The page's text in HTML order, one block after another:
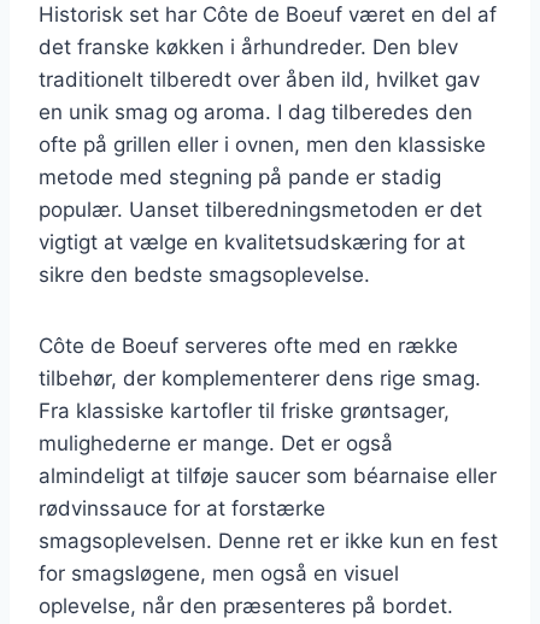
Historisk set har Côte de Boeuf været en del af
det franske køkken i århundreder. Den blev
traditionelt tilberedt over åben ild, hvilket gav
en unik smag og aroma. I dag tilberedes den
ofte på grillen eller i ovnen, men den klassiske
metode med stegning på pande er stadig
populær. Uanset tilberedningsmetoden er det
vigtigt at vælge en kvalitetsudskæring for at
sikre den bedste smagsoplevelse.
Côte de Boeuf serveres ofte med en række
tilbehør, der komplementerer dens rige smag.
Fra klassiske kartofler til friske grøntsager,
mulighederne er mange. Det er også
almindeligt at tilføje saucer som béarnaise eller
rødvinssauce for at forstærke
smagsoplevelsen. Denne ret er ikke kun en fest
for smagsløgene, men også en visuel
oplevelse, når den præsenteres på bordet.